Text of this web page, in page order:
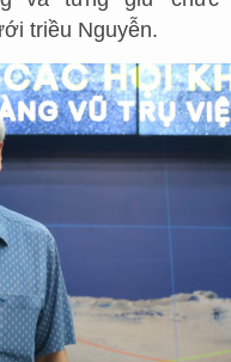
triều Nguyễn.